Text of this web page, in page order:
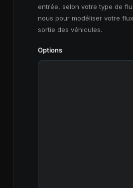
entrée, selon votre type de
nous pour modéliser votre
sortie des véhicules.
Options